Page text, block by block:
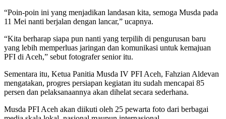
“Poin-poin ini yang menjadikan landasan kita, semoga Musda pada
11 Mei nanti berjalan dengan lancar,” ucapnya.
“Kita berharap siapa pun nanti yang terpilih di pengurusan baru
yang lebih memperluas jaringan dan komunikasi untuk kemajuan
PFI di Aceh,” sebut fotografer senior itu.
Sementara itu, Ketua Panitia Musda IV PFI Aceh, Fahzian Aldevan
mengatakan, progres persiapan kegiatan itu sudah mencapai 85
persen dan pelaksanaannya akan dihelat secara sederhana.
Musda PFI Aceh akan diikuti oleh 25 pewarta foto dari berbagai